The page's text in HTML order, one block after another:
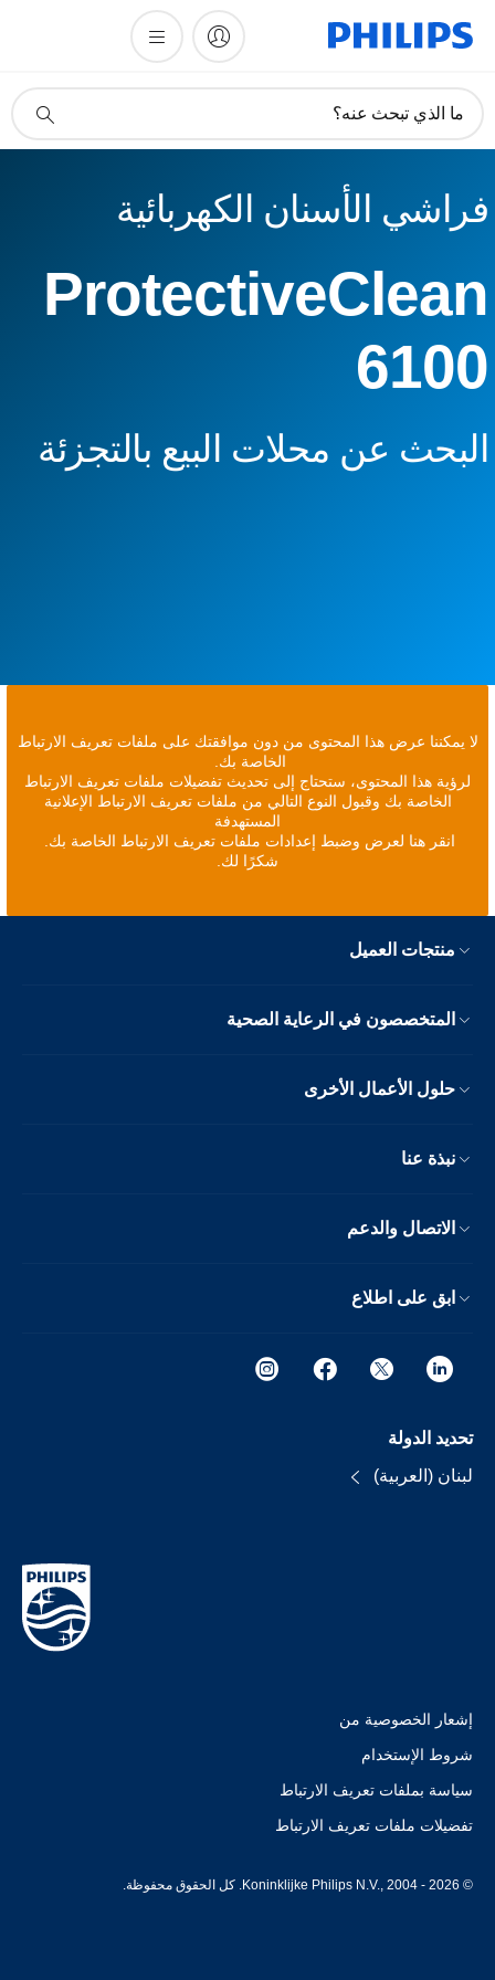
دعم
ما الذي تبحث عنه؟
فراشي الأسنان الكهربائية
ProtectiveClean
6100
البحث عن محلات البيع بالتجزئة
لا يمكننا عرض هذا المحتوى من دون موافقتك على ملفات تعريف الارتباط
الخاصة بك.
لرؤية هذا المحتوى، ستحتاج إلى تحديث تفضيلات ملفات تعريف الارتباط
الخاصة بك وقبول النوع التالي من ملفات تعريف الارتباط الإعلانية
المستهدفة
انقر هنا لعرض وضبط إعدادات ملفات تعريف الارتباط الخاصة بك.
شكرًا لك.
منتجات العميل
المتخصصون في الرعاية الصحية
حلول الأعمال الأخرى
نبذة عنا
الاتصال والدعم
ابق على اطلاع
تحديد الدولة
لبنان (العربية)
إشعار الخصوصية من
شروط الإستخدام
سياسة بملفات تعريف الارتباط
تفضيلات ملفات تعريف الارتباط
© Koninklijke Philips N.V., 2004 - 2026. كل الحقوق محفوظة.